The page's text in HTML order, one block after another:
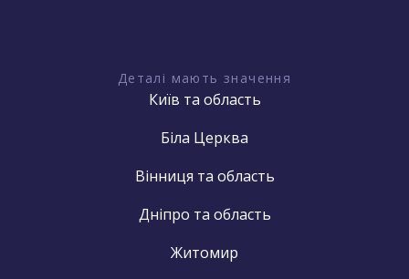
Деталі мають значення
Київ та область
Біла Церква
Вінниця та область
Дніпро та область
Житомир